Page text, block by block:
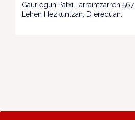
Gaur egun Patxi Larraintzarren
Lehen Hezkuntzan, D ereduan.